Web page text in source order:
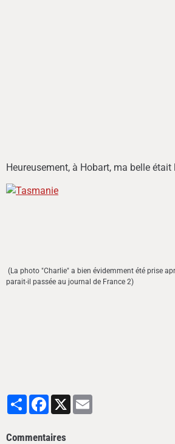
Heureusement, à Hobart, ma belle était
(La photo "Charlie" a bien évidemment été prise
parait-il passée au journal de France 2)
PartagerFacebook
Commentaires